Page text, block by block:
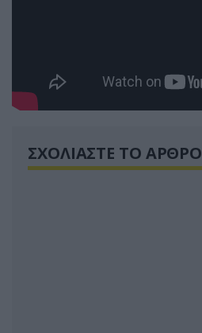
ΣΧΟΛΙΑΣΤΕ ΤΟ ΑΡΘΡΟ